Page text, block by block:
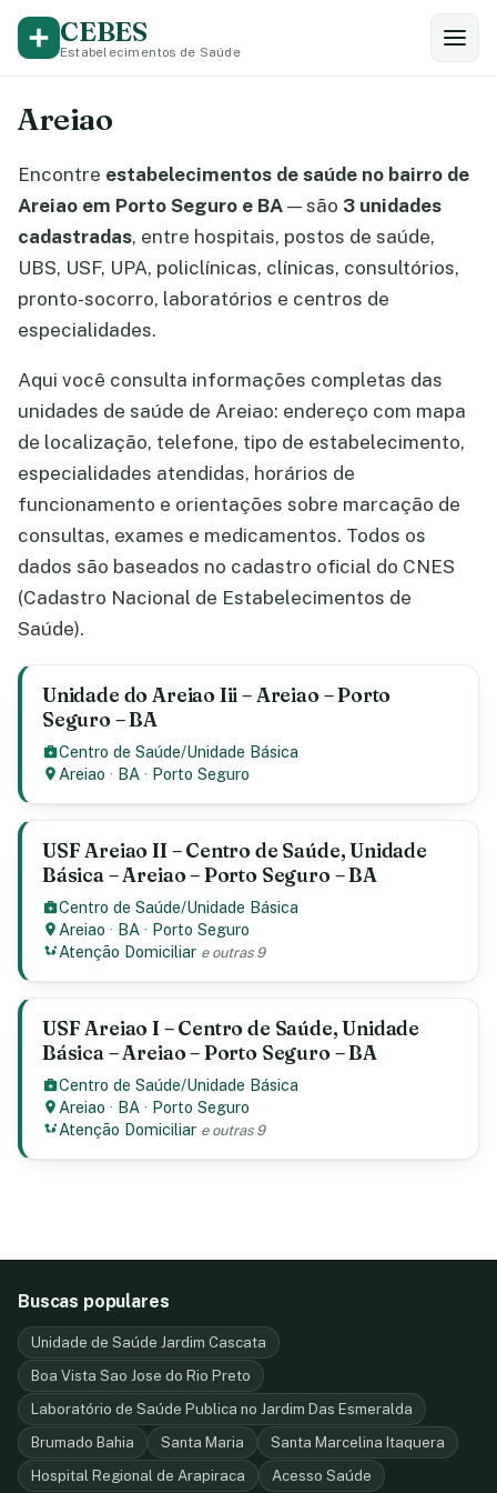
CEBES
Estabelecimentos de Saúde
Areiao
Encontre estabelecimentos de saúde no bairro de
Areiao em Porto Seguro e BA — são 3 unidades
cadastradas, entre hospitais, postos de saúde,
UBS, USF, UPA, policlínicas, clínicas, consultórios,
pronto-socorro, laboratórios e centros de
especialidades.
Aqui você consulta informações completas das
unidades de saúde de Areiao: endereço com mapa
de localização, telefone, tipo de estabelecimento,
especialidades atendidas, horários de
funcionamento e orientações sobre marcação de
consultas, exames e medicamentos. Todos os
dados são baseados no cadastro oficial do CNES
(Cadastro Nacional de Estabelecimentos de
Saúde).
Unidade do Areiao Iii – Areiao – Porto
Seguro – BA
Centro de Saúde/Unidade Básica
Areiao · BA · Porto Seguro
USF Areiao II – Centro de Saúde, Unidade
Básica – Areiao – Porto Seguro – BA
Centro de Saúde/Unidade Básica
Areiao · BA · Porto Seguro
Atenção Domiciliar e outras 9
USF Areiao I – Centro de Saúde, Unidade
Básica – Areiao – Porto Seguro – BA
Centro de Saúde/Unidade Básica
Areiao · BA · Porto Seguro
Atenção Domiciliar e outras 9
Buscas populares
Unidade de Saúde Jardim Cascata
Boa Vista Sao Jose do Rio Preto
Laboratório de Saúde Publica no Jardim Das Esmeralda
Brumado Bahia
Santa Maria
Santa Marcelina Itaquera
Hospital Regional de Arapiraca
Acesso Saúde